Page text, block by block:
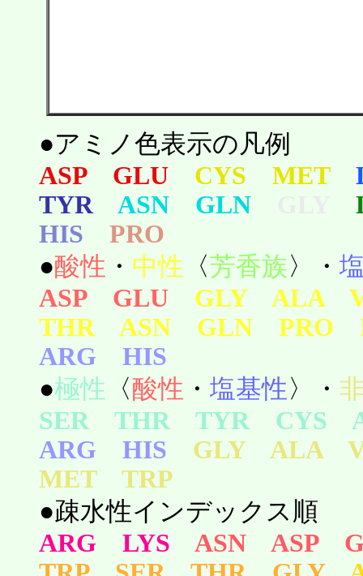
●アミノ色表示の凡例
ASP GLU
CYS MET
TYR
ASN GLN
HIS
PRO
●酸性 ・ 中性 〈芳香族〉・
ASP GLU
GLY ALA
THR ASN GLN PRO
ARG HIS
●極性 〈酸性 ・ 塩基性 〉・
SER THR TYR CYS
ARG HIS
GLY ALA
MET TRP
●疎水性インデックス順
ARG LYS
ASN ASP